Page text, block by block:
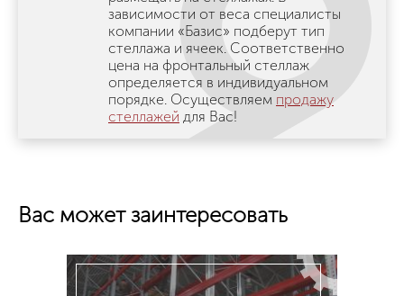
зависимости от веса специалисты
компании «Базис» подберут тип
стеллажа и ячеек. Соответственно
цена на фронтальный стеллаж
определяется в индивидуальном
порядке. Осуществляем продажу
стеллажей для Вас!
Вас может заинтересовать